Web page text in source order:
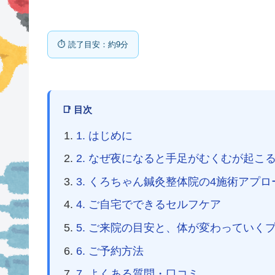
⏱ 読了目安：約9分
📑 目次
1. はじめに
2. なぜ夜になると手足がむくむが起こ
3. くろちゃん鍼灸整体院の4施術アプロ
4. ご自宅でできるセルフケア
5. ご来院の目安と、体が変わっていく
6. ご予約方法